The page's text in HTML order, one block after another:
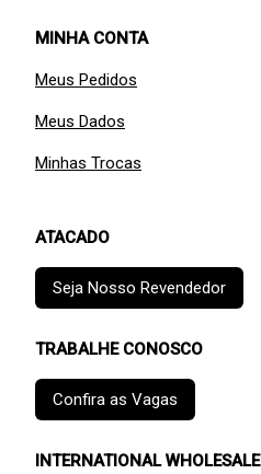
MINHA CONTA
Meus Pedidos
Meus Dados
Minhas Trocas
ATACADO
Seja Nosso Revendedor
TRABALHE CONOSCO
Confira as Vagas
INTERNATIONAL WHOLESALE